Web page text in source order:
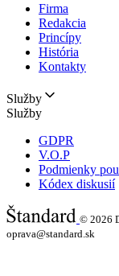
Firma
Redakcia
Princípy
História
Kontakty
Služby
Služby
GDPR
V.O.P
Podmienky
Kódex diskusií
© 2026
oprava@standard.sk